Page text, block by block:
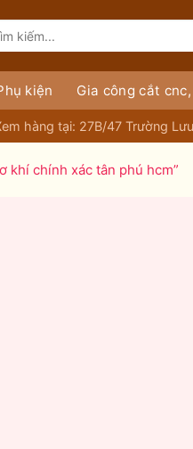
kiện Gia công cắt
hàng tại: 27B/47 Trường
khí chính xác tân phú hcm”